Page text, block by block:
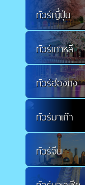
ทัวร์ญี่ปุ่น
ทัวร์เกาหลี
ทัวร์ฮ่องกง
ทัวร์มาเก๊า
ทัวร์จีน